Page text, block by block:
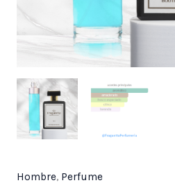
Hombre, Perfume